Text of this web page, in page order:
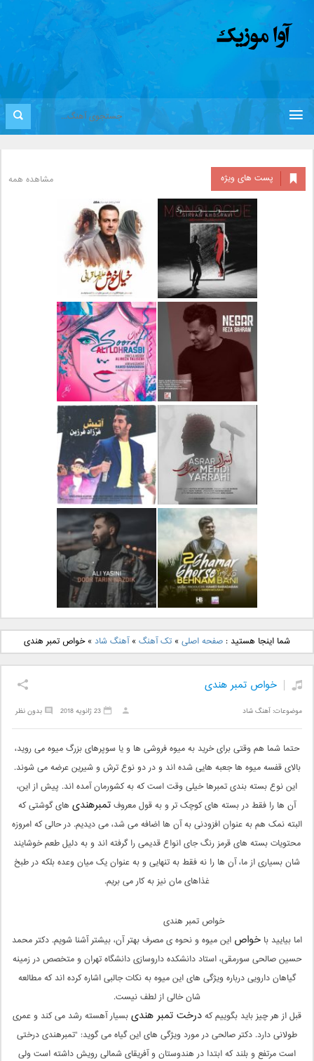
پست های ویژه مشاهده همه
دانلود آلبوم جدید سیروان
خسروی بنام مونولوگ
دانلود آهنگ جدید علیرضا
قربانی بنام خیال خوش
دانلود آهنگ جدید رضا
بهرام بنام نگار
دانلود آهنگ جدید علی
لهراسبی بنام صورت
دانلود آهنگ جدید مهدی
یراحی بنام اسرار
دانلود آهنگ جدید فرزاد
فرزین بنام آتیش
دانلود آهنگ جدید بهنام
بانی بنام قرص قمر 2
دانلود آهنگ جدید علی
یاسینی بنام دورترین نزدیک
شما اینجا هستید :صفحه اصلی »تک آهنگ »آهنگ شاد »خواص تمبر هندی
خواص تمبر هندی
موضوعات:آهنگ شاد بدون نظر 23 ژانویه 2018
حتما شما هم وقتی برای خرید به میوه‌ فروشی ‌ها و یا سوپرهای بزرگ میوه می ‌روید،
بالای قفسه میوه‌ ها جعبه‌ هایی شده ‌اند و در دو نوع ترش و شیرین عرضه می ‌شوند.
این نوع بسته بندی تمبرها خیلی ‌وقت است که به کشورمان آمده‌ اند. پیش از این،
آن ها را فقط در بسته ‌‌های کوچک ‌تر و به قول معروفتمبرهندی‌ های گوشتی که
البته نمک هم به‌ عنوان افزودنی به آن ها اضافه می‌ شد، می ‌دیدیم. در حالی که امروزه
محتویات بسته ‌های قرمز رنگ جای انواع قدیمی را گرفته ‌اند و به دلیل طعم خوشایند
شان بسیاری از ما، آن ها را نه فقط به تنهایی و به عنوان یک میان وعده بلکه در طبخ
غذاهای مان نیز به کار می ‌بریم.
خواص تمبر هندی
اما بیایید با خواص این میوه و نحوه ی مصرف بهتر آن، بیشتر آشنا شویم. دکتر محمد
حسین صالحی سورمقی، استاد دانشکده داروسازی دانشگاه تهران و متخصص در زمینه
گیاهان دارویی درباره ویژگی‌ های این میوه به نکات جالبی اشاره کرده‌ اند که مطالعه
‌شان خالی از لطف نیست.
قبل از هر چیز باید بگوییم کهدرخت تمبر هندیبسیار آهسته رشد می‌ کند و عمری
طولانی دارد. دکتر صالحی در مورد ویژگی ‌های این گیاه می‌ گوید: “تمبرهندی درختی
است مرتفع و بلند که ابتدا در هندوستان و آفریقای شمالی رویش داشته است ولی